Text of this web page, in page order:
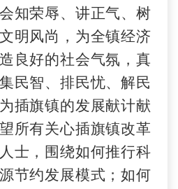
知荣辱、讲正气、树
明风尚，为全镇经济
良好的社会气氛 ，真
民智、排民忧、解民
插旗镇的发展献计献
所有关心插旗镇改革
士，围绕如何推行科
节约发展模式；如何